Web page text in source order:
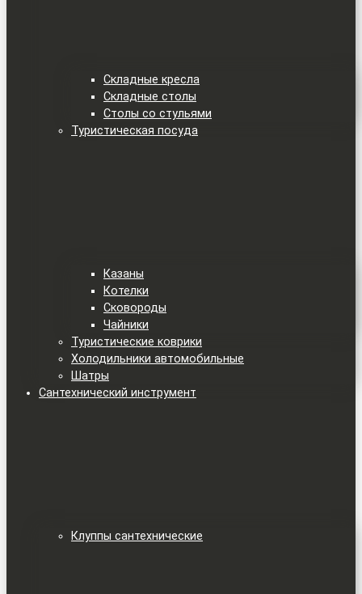
Складные кресла
Складные столы
Столы со стульями
Туристическая посуда
Казаны
Котелки
Сковороды
Чайники
Туристические коврики
Холодильники автомобильные
Шатры
Сантехнический инструмент
Клуппы сантехнические